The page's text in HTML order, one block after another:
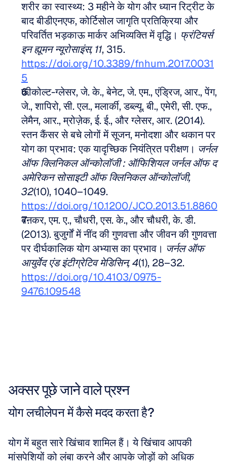
शरीर का स्वास्थ्य: 3 महीने के योग और ध्यान रिट्रीट के
बाद बीडीएनएफ, कोर्टिसोल जागृति प्रतिक्रिया और
परिवर्तित भड़काऊ मार्कर अभिव्यक्ति में वृद्धि। फ्रंटियर्स
इन ह्यूमन न्यूरोसाइंस, 11
https://doi.org/10.3389/fnhum.2017.0031
5
कीकोल्ट-ग्लेसर, जे. के., बेनेट, जे. एम., एंड्रिज, आर., पेंग,
जे., शापिरो, सी. एल., मलार्की, डब्ल्यू. बी., एमेरी, सी. एफ.,
लेमैन, आर., म्रोज़ेक, ई. ई., और ग्लेसर, आर. (2014).
स्तन कैंसर से बचे लोगों में सूजन, मनोदशा और थकान पर
योग का प्रभाव: एक यादृच्छिक नियंत्रित परीक्षण। जर्नल
ऑफ क्लिनिकल ऑन्कोलॉजी : ऑफिशियल जर्नल ऑफ द
अमेरिकन सोसाइटी ऑफ क्लिनिकल ऑन्कोलॉजी,
32
https://doi.org/10.1200/JCO.2013.51.8860
बनकर, एम. ए., चौधरी, एस. के., और चौधरी, के. डी.
(2013). बुजुर्गों में नींद की गुणवत्ता और जीवन की गुणवत्ता
पर दीर्घकालिक योग अभ्यास का प्रभाव। जर्नल ऑफ
आयुर्वेद एंड इंटीग्रेटिव मेडिसिन, 4
https://doi.org/10.4103/0975-
9476.109548
अक्सर पूछे जाने वाले प्रश्न
योग लचीलेपन में कैसे मदद करता है?
योग में बहुत सारे खिंचाव शामिल हैं। ये खिंचाव आपकी
मांसपेशियों को लंबा करने और आपके जोड़ों को अधिक